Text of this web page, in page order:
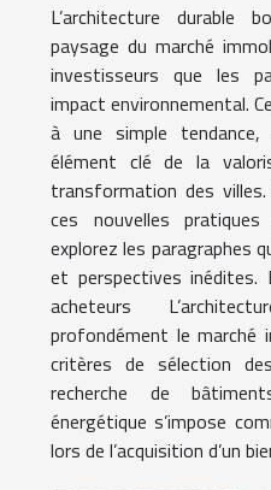
L’architecture durable
paysage du marché
investisseurs que les
impact environnemental.
à une simple tendance,
élément clé de la
transformation des
ces nouvelles
explorez les paragraphes
et perspectives
acheteurs
profondément le marché
critères de sélection
recherche de
énergétique s’impose
lors de l’acquisition d’un